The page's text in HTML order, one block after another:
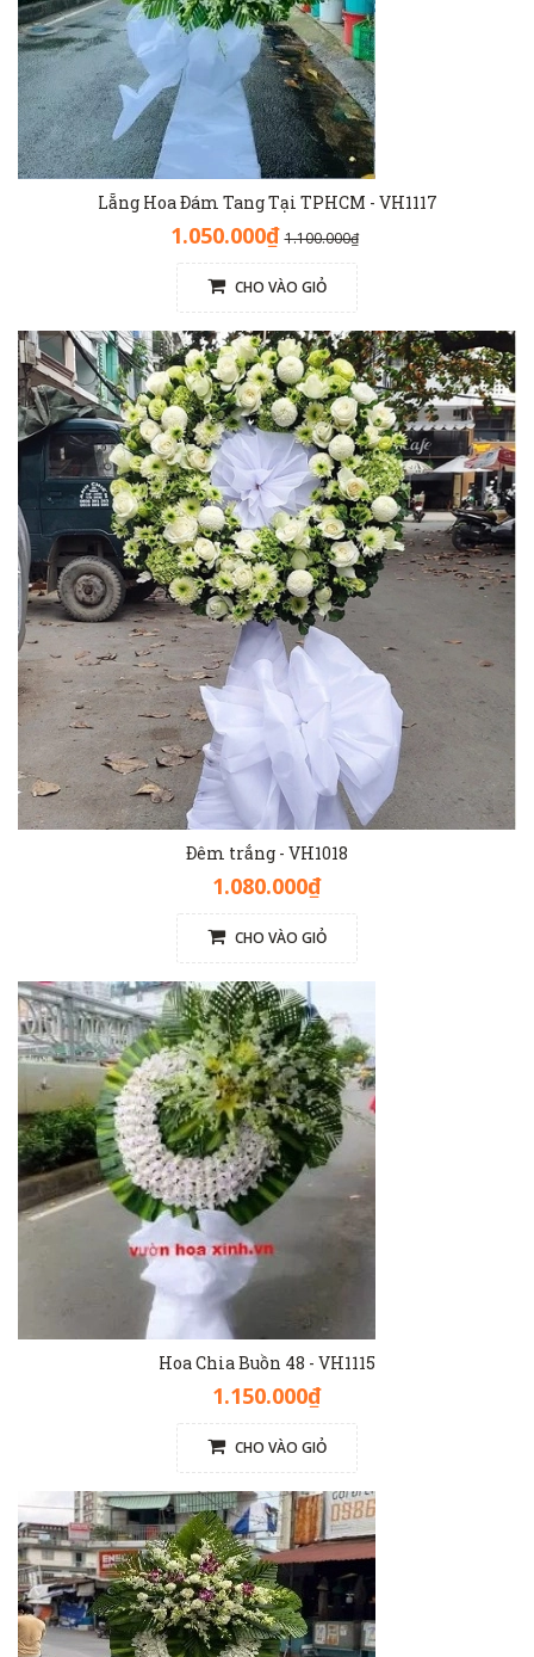
Lẵng Hoa Đám Tang Tại TPHCM - VH1117
1.050.000₫ 1.100.000₫
CHO VÀO GIỎ
Đêm trắng - VH1018
1.080.000₫
CHO VÀO GIỎ
Hoa Chia Buồn 48 - VH1115
1.150.000₫
CHO VÀO GIỎ